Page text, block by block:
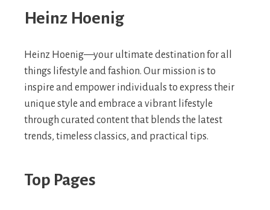
Heinz Hoenig
Heinz Hoenig—your ultimate destination for all
things lifestyle and fashion. Our mission is to
inspire and empower individuals to express their
unique style and embrace a vibrant lifestyle
through curated content that blends the latest
trends, timeless classics, and practical tips.
Top Pages